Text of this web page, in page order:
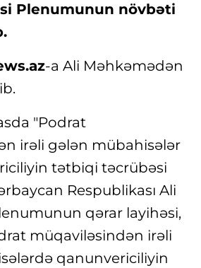
Plenumunun növbəti
-a Ali Məhkəmədən
"Podrat
irəli gələn mübahisələr
tətbiqi təcrübəsi
Respublikası Ali
qərar layihəsi,
müqaviləsindən irəli
qanunvericiliyin